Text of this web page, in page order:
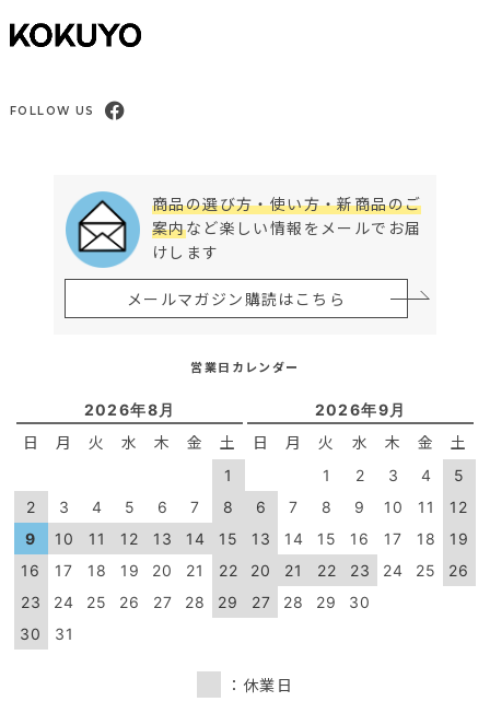
FOLLOW US
商品の選び方・使い方・新商品のご
案内など楽しい情報をメールでお届
けします
メールマガジン購読はこちら
営業日カレンダー
2026年8月
日 月 火 水 木 金 土
1
2
3 4 5 6 7
8
9
10 11 12 13 14
15
16
17 18 19 20 21
22
23
24 25 26 27 28
29
30
31
2026年9月
日 月 火 水 木 金 土
1 2 3 4
5
6
7 8 9 10 11
12
13
14 15 16 17 18
19
20
21 22 23 24 25
26
27
28 29 30
：休業日